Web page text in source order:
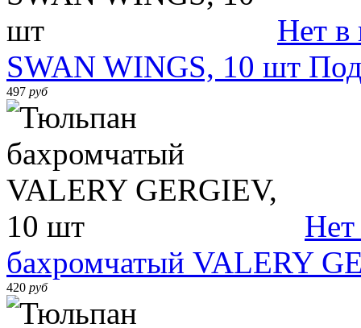
Нет в
SWAN WINGS, 10 шт
497 руб
Нет
бахромчатый VALERY
420 руб